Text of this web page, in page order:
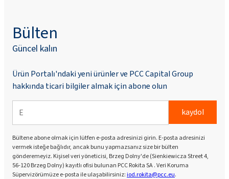
Bülten
Güncel kalın
Ürün Portalı'ndaki yeni ürünler ve PCC Capital Group
hakkında ticari bilgiler almak için abone olun
kaydol
Bültene abone olmak için lütfen e-posta adresinizi girin. E-posta adresinizi
vermek isteğe bağlıdır, ancak bunu yapmazsanız size bir bülten
gönderemeyiz. Kişisel veri yöneticisi, Brzeg Dolny'de (Sienkiewicza Street 4,
56-120 Brzeg Dolny) kayıtlı ofisi bulunan PCC Rokita SA . Veri Koruma
Süpervizörümüze e-posta ile ulaşabilirsiniz:iod.rokita@pcc.eu.